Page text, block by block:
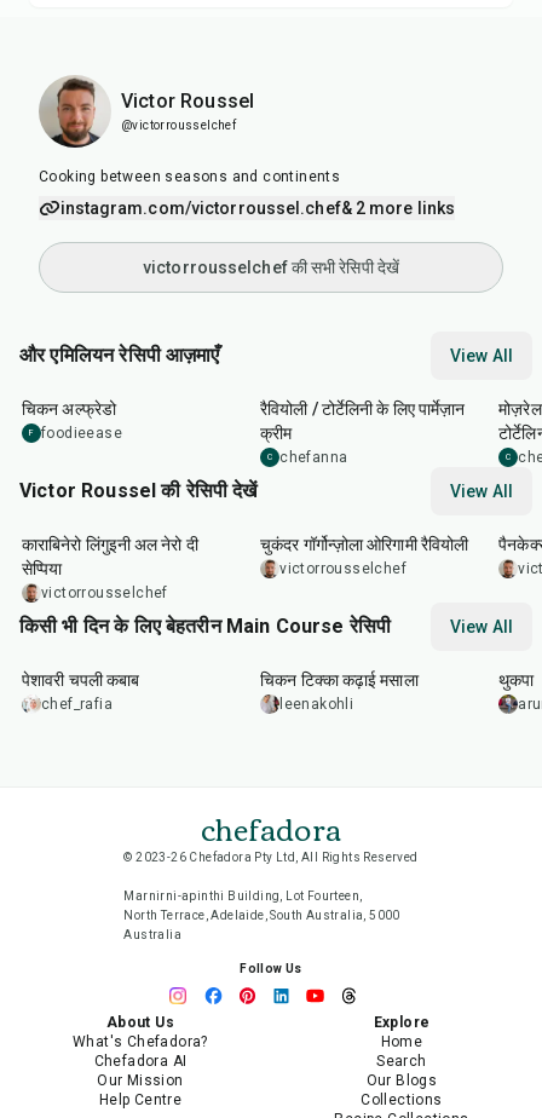
Victor Roussel
@victorrousselchef
Cooking between seasons and continents
instagram.com/victorroussel.chef& 2 more links
victorrousselchef की सभी रेसिपी देखें
और एमिलियन रेसिपी आज़माएँ View All
35min
चिकन अल्फ्रेडो
F foodieease
रैवियोली / टोर्टेलिनी के लिए पार्मेज़ान
क्रीम
C chefanna C
Victor Roussel की रेसिपी देखें View All
काराबिनेरो लिंगुइनी अल नेरो दी
सेप्पिया
victorrousselchef
चुकंदर गॉर्गोन्ज़ोला ओरिगामी रैवियोली
victorrousselchef
किसी भी दिन के लिए बेहतरीन Main Course रेसिपी View All
50
पेशावरी चपली कबाब
chef_rafia
चिकन टिक्का कढ़ाई मसाला
leenakohli
थुकपा
chefadora
© 2023-26 Chefadora Pty Ltd, All Rights Reserved
Marnirni-apinthi Building, Lot Fourteen,
North Terrace, Adelaide, South Australia, 5000
Australia
Follow Us
About Us
What's Chefadora?
Chefadora AI
Our Mission
Help Centre
Explore
Home
Search
Our Blogs
Collections